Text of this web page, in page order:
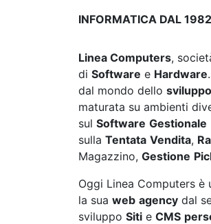
INFORMATICA DAL 1982
Linea Computers,
diSoftware e Hardware
dal mondo dello
maturata su ambienti
sulSoftware Gestionale
sullaTentata Vendita,
Magazzino,Gestione
Oggi Linea Computers
la suaweb agency dal
sviluppoSiti eCMS